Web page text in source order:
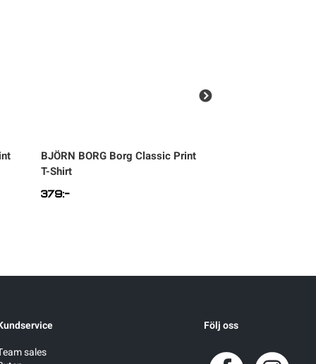
BJÖRN BORG Borg Classic Print
T-Shirt
379:-
sales
Följ oss